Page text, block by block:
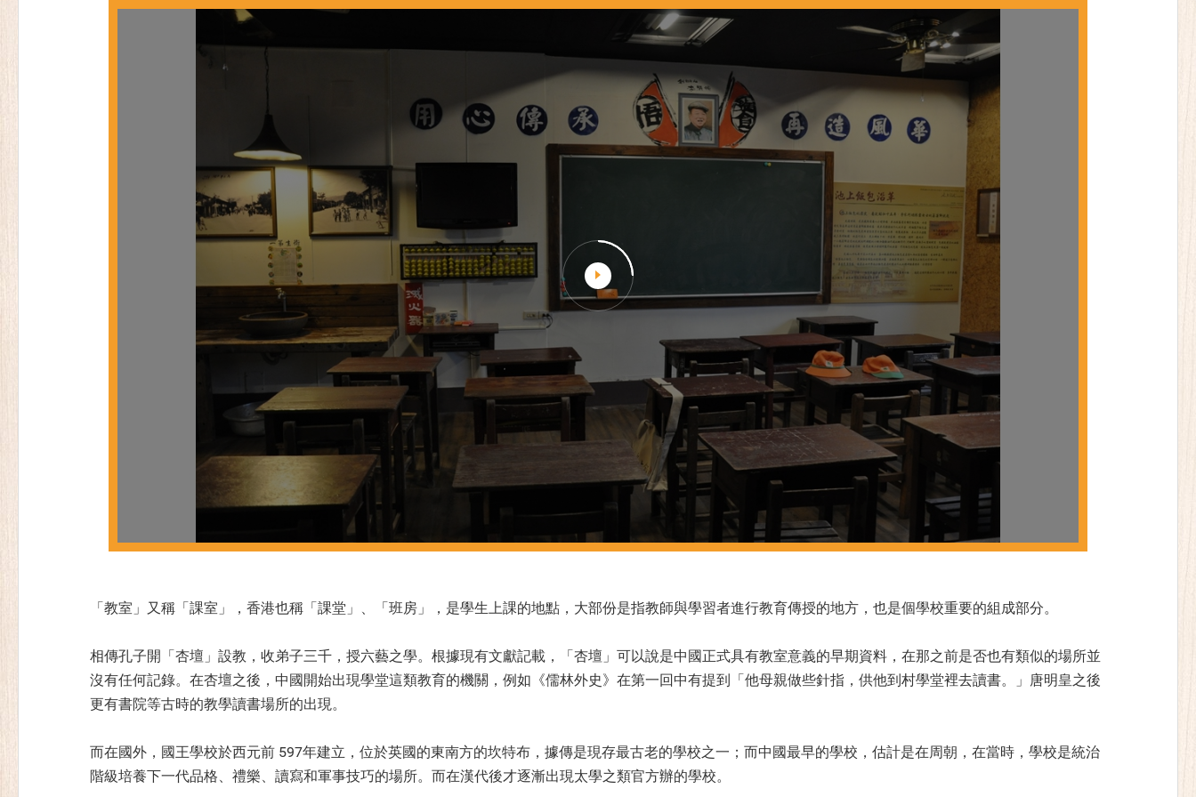
「教室」又稱「課室」，香港也稱「課堂」、「班房」，是學生上課的地點，大部份是指教師與學習者進行教育傳授的地方，也是個學校重要的組成部分。
相傳孔子開「杏壇」設教，收弟子三千，授六藝之學。根據現有文獻記載，「杏壇」可以說是中國正式具有教室意義的早期資料，在那之前是否也有類似的場所並
沒有任何記錄。在杏壇之後，中國開始出現學堂這類教育的機關，例如《儒林外史》在第一回中有提到「他母親做些針指，供他到村學堂裡去讀書。」唐明皇之後
更有書院等古時的教學讀書場所的出現。
而在國外，國王學校於西元前 597年建立，位於英國的東南方的坎特布，據傳是現存最古老的學校之一；而中國最早的學校，估計是在周朝，在當時，學校是統治
階級培養下一代品格、禮樂、讀寫和軍事技巧的場所。而在漢代後才逐漸出現太學之類官方辦的學校。